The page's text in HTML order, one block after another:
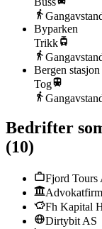
Byparken
Trikk
Bergen stasjon
Tog
Bedrifter
(10)
Fjord Tours
Fh Kapital
Dirtybit AS